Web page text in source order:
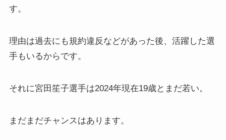
す。
理由は過去にも規約違反などがあった後、活躍した選
手もいるからです。
それに宮田笙子選手は2024年現在19歳とまだ若い。
まだまだチャンスはあります。